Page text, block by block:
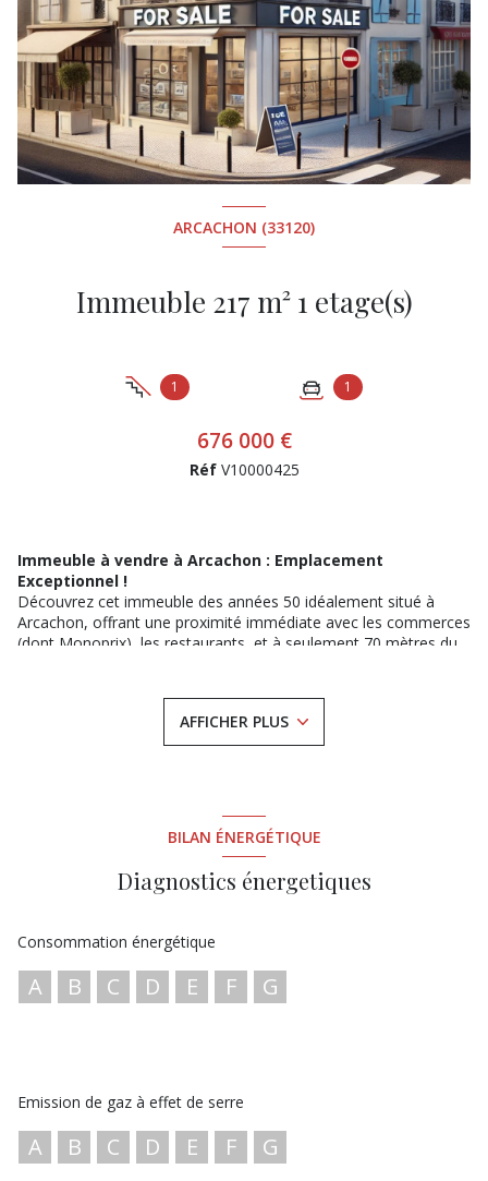
ARCACHON (33120)
Immeuble 217 m² 1 etage(s)
1 1
676 000 €
Réf V10000425
Immeuble à vendre à Arcachon : Emplacement
Exceptionnel !
Découvrez cet immeuble des années 50 idéalement situé à
Arcachon, offrant une proximité immédiate avec les commerces
(dont Monoprix), les restaurants, et à seulement 70 mètres du
: Local commercial de 120 m², actuellement
loué sous un bail 3/6/9, assurant une rentabilité immédiate.
: Appartement T3 disposant d’une place de parking,
676 000 € frais d’agence inclus, à la charge de
Les diagnostics sont en cours de réalisation.
Pour plus d’informations ou pour organiser une visite,
immolami@gmail.com
AFFICHER PLUS
BILAN ÉNERGÉTIQUE
Diagnostics énergetiques
Consommation énergétique
A B C D E F G
Emission de gaz à effet de serre
A B C D E F G